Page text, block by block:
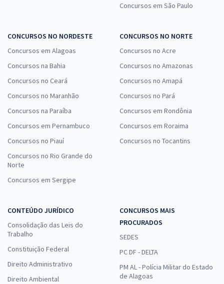
Concursos em São Paulo
CONCURSOS NO NORDESTE
Concursos em Alagoas
Concursos na Bahia
Concursos no Ceará
Concursos no Maranhão
Concursos na Paraíba
Concursos em Pernambuco
Concursos no Piauí
Concursos no Rio Grande do
Norte
Concursos em Sergipe
CONCURSOS NO NORTE
Concursos no Acre
Concursos no Amazonas
Concursos no Amapá
Concursos no Pará
Concursos em Rondônia
Concursos em Roraima
Concursos no Tocantins
CONTEÚDO JURÍDICO
Consolidação das Leis do
Trabalho
Constituição Federal
Direito Administrativo
Direito Ambiental
CONCURSOS MAIS
PROCURADOS
SEDES
PC DF - DELTA
PM AL - Polícia Militar do Estado
de Alagoas